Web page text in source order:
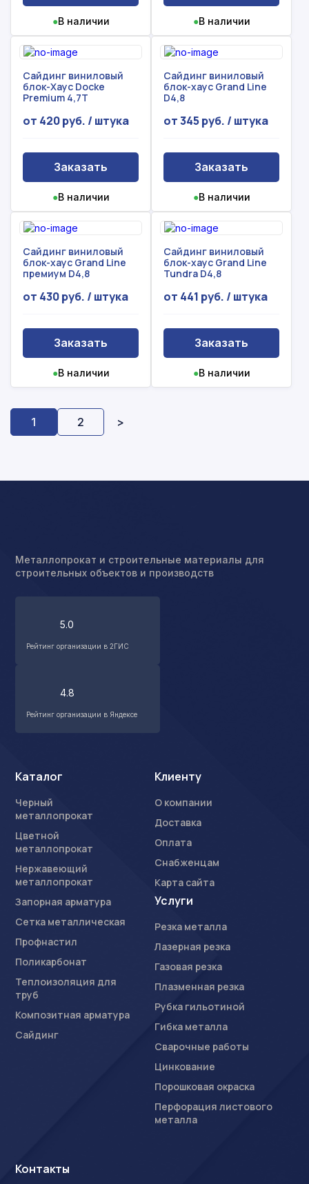
●В наличии ●В наличии
Сайдинг виниловый
блок-Хаус Docke
Premium 4,7Т
от 420 руб. / штука
Заказать
●В наличии
Сайдинг виниловый
блок-хаус Grand Line
D4,8
от 345 руб. / штука
Заказать
●В наличии
Сайдинг виниловый
блок-хаус Grand Line
премиум D4,8
от 430 руб. / штука
Заказать
●В наличии
Сайдинг виниловый
блок-хаус Grand Line
Tundra D4,8
от 441 руб. / штука
Заказать
●В наличии
1 2 >
Металлопрокат и строительные материалы для
строительных объектов и производств
5.0
Рейтинг организации в 2ГИС
4.8
Рейтинг организации в Яндексе
Каталог
Черный
металлопрокат
Цветной
металлопрокат
Нержавеющий
металлопрокат
Запорная арматура
Сетка металлическая
Профнастил
Поликарбонат
Теплоизоляция для
труб
Композитная арматура
Сайдинг
Клиенту
О компании
Доставка
Оплата
Снабженцам
Карта сайта
Услуги
Резка металла
Лазерная резка
Газовая резка
Плазменная резка
Рубка гильотиной
Гибка металла
Сварочные работы
Цинкование
Порошковая окраска
Перфорация листового
металла
Контакты